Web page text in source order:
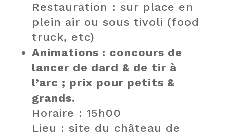
Restauration : sur place en
plein air ou sous tivoli (food
truck, etc)
Animations : concours de
lancer de dard & de tir à
l’arc ; prix pour petits &
grands.
Horaire : 15h00
Lieu : site du château de